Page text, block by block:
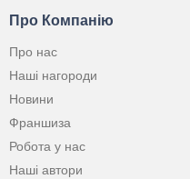
Про Компанію
Про нас
Наші нагороди
Новини
Франшиза
Робота у нас
Наші автори